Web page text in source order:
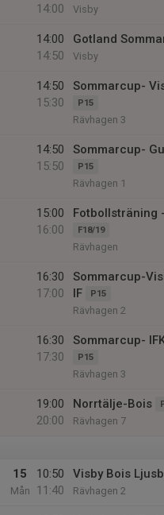
14:00
Visby
14:00
14:50
Gotland
Visby
14:50
15:30
Sommarcup-
P15
Rävhagen 3
14:50
15:50
Sommarcup-
P15
Rävhagen 1
15:00
16:00
Fotbollsträning
F18/19
Rävhagen
16:30
17:00
Sommarcup-
IF
P15
Rävhagen 2
16:30
17:30
Sommarcup-
P15
Rävhagen 3
19:00
20:00
Norrtälje-Bois
Rävhagen 7
15
Mån
10:50
11:40
Visby Bois
Rävhagen 2